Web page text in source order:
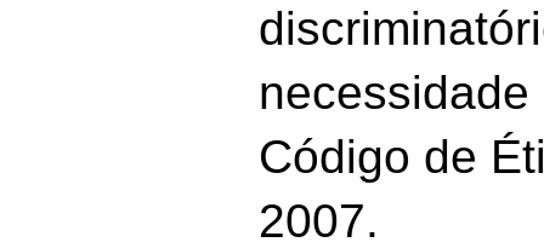
Código de
2007.